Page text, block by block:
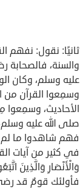
ثانيًا: نقول: نفهم
والسنة، فالصحابة
عليه وسلم، وكان
وسمِعوا القرآن من
الأحاديث، وسمِعوا
صلى الله عليه
فهم شاهدوا ما لم
في كثير من آيات
فأولئك قومٌ قد